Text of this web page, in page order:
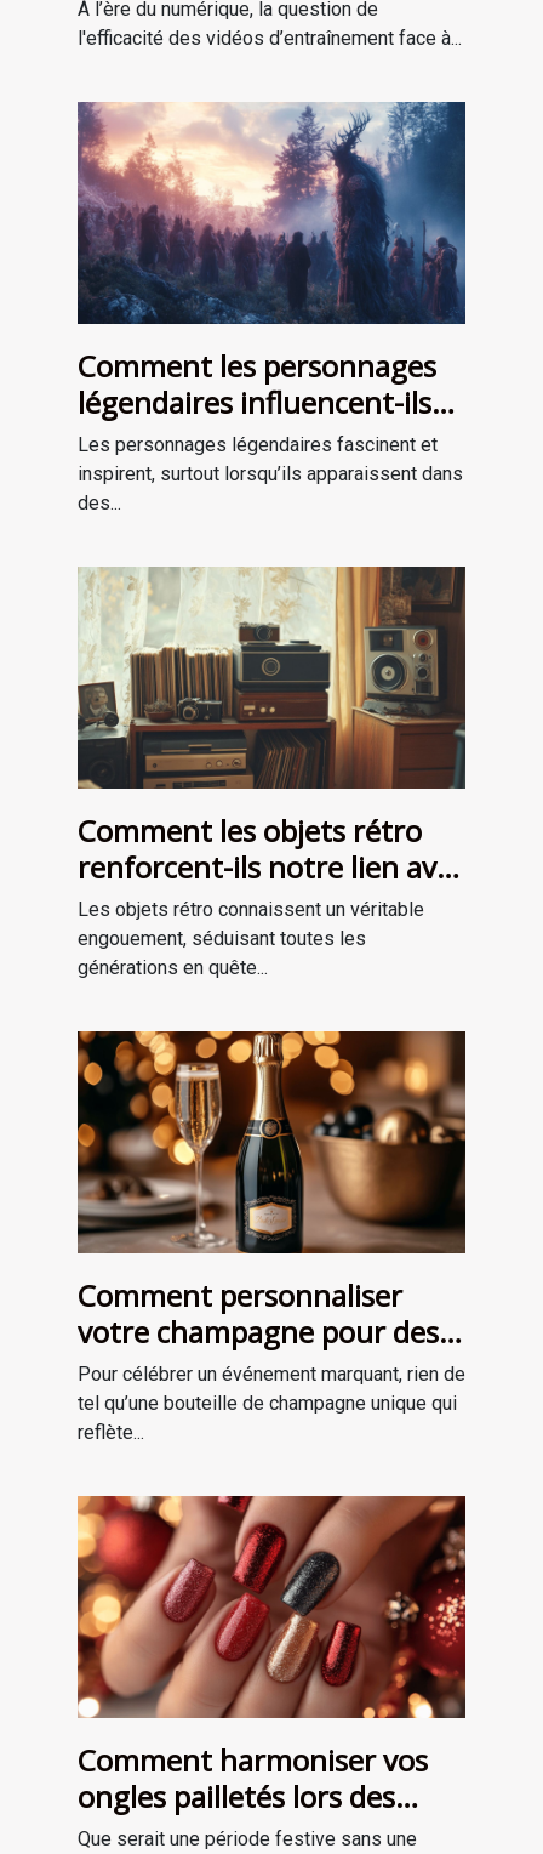
À l’ère du numérique, la question de
l'efficacité des vidéos d’entraînement face à...
Comment les personnages
légendaires influencent-ils
les récits de survie ?
Les personnages légendaires fascinent et
inspirent, surtout lorsqu’ils apparaissent dans
des...
Comment les objets rétro
renforcent-ils notre lien avec
le passé?
Les objets rétro connaissent un véritable
engouement, séduisant toutes les
générations en quête...
Comment personnaliser
votre champagne pour des
occasions spéciales ?
Pour célébrer un événement marquant, rien de
tel qu’une bouteille de champagne unique qui
reflète...
Comment harmoniser vos
ongles pailletés lors des
fêtes ?
Que serait une période festive sans une